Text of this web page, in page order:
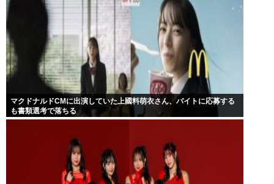
マクドナルドCMに出演していた上國料萌衣さん、バイトに応募する
も書類選考で落ちる